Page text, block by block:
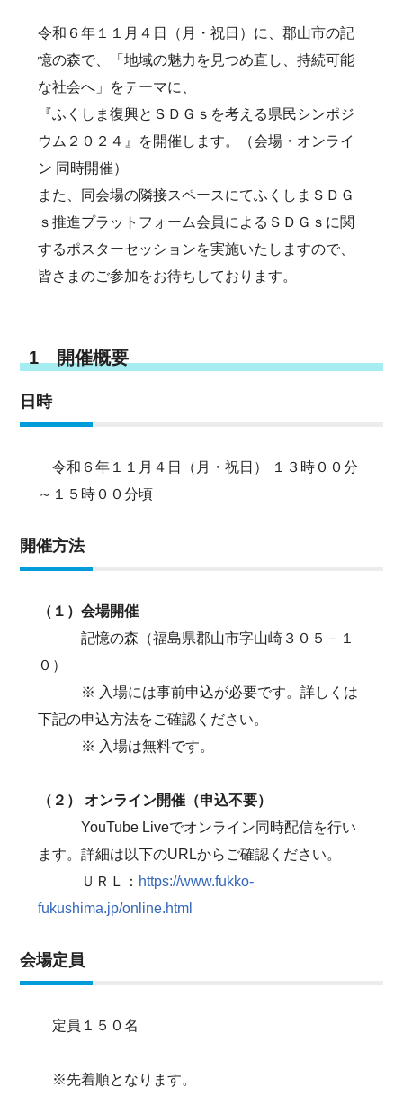
令和６年１１月４日（月・祝日）に、郡山市の記
憶の森で、「地域の魅力を見つめ直し、持続可能
な社会へ」をテーマに、
『ふくしま復興とＳＤＧｓを考える県民シンポジ
ウム２０２４』を開催します。（会場・オンライ
ン 同時開催）
また、同会場の隣接スペースにてふくしまＳＤＧ
ｓ推進プラットフォーム会員によるＳＤＧｓに関
するポスターセッションを実施いたしますので、
皆さまのご参加をお待ちしております。
1 開催概要
日時
令和６年１１月４日（月・祝日） １３時００分
～１５時００分頃
開催方法
（１）会場開催
記憶の森（福島県郡山市字山崎３０５－１
０）
※ 入場には事前申込が必要です。詳しくは
下記の申込方法をご確認ください。
※ 入場は無料です。
（２） オンライン開催（申込不要）
YouTube Liveでオンライン同時配信を行い
ます。詳細は以下のURLからご確認ください。
ＵＲＬ： https://www.fukko-
fukushima.jp/online.html
会場定員
定員１５０名
※先着順となります。